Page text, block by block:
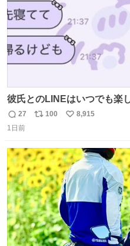
彼氏とのLINEはいつでも楽
かったLINEは無限にあるけ
送りあってたし)最近嬉しか
返
信
27
リ
ト
数
100
い
数
8,915
1日前